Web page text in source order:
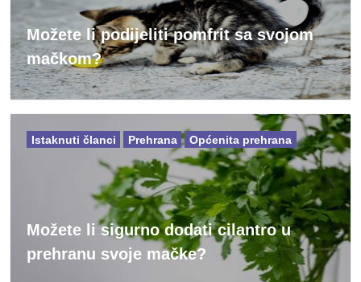
Možete li podijeliti pomfrit sa svojom
mačkom?
Možete li sigurno dodati cilantro u
prehranu svoje mačke?
Istaknuti članci Prehrana Općenita prehrana